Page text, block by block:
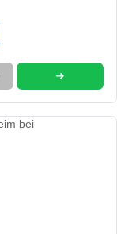
➜